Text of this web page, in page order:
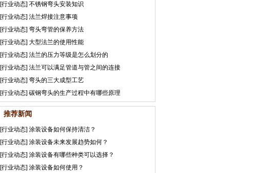
[行业动态] 不锈钢弯头安装知识
[行业动态] 法兰焊接注意事项
[行业动态] 弯头弯管的保养方法
[行业动态] 大型法兰的使用性能
[行业动态] 法兰的压力等级是怎么划分的
[行业动态] 法兰可以满足管道与管之间的连接
[行业动态] 弯头的三大成型工艺
[行业动态] 碳钢弯头的生产过程中有哪些原理
推荐新闻
[行业动态] 涂装设备如何保持清洁？
[行业动态] 涂装设备未来发展趋势如何？
[行业动态] 涂装设备有哪些种类可以选择？
[行业动态] 涂装设备如何使用？